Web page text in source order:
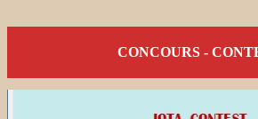
CONCOURS -